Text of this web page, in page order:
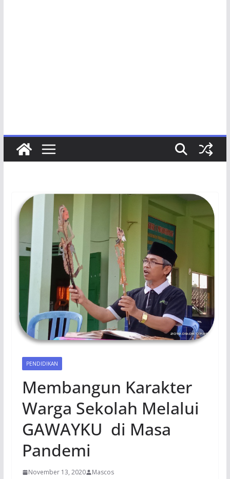
PENDIDIKAN
Membangun Karakter
Warga Sekolah Melalui
GAWAYKU di Masa
Pandemi
November 13, 2020 Mascos